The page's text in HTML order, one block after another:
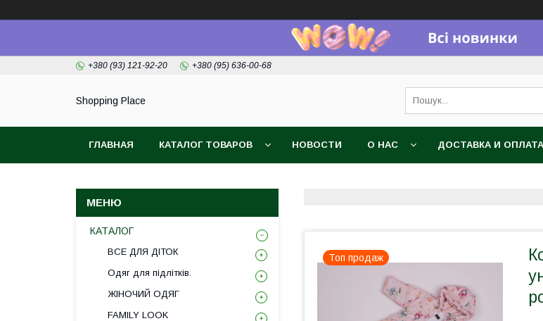
+380 (93) 121-92-20 +380 (95) 636-00-68
Shopping Place
ГЛАВНАЯ КАТАЛОГ ТОВАРОВ НОВОСТИ О НАС ДОСТАВКА И ОПЛАТА
Топ продаж
КАТАЛОГ
ВСЕ ДЛЯ ДІТОК
Одяг для підлітків.
ЖІНОЧИЙ ОДЯГ
FAMILY LOOK